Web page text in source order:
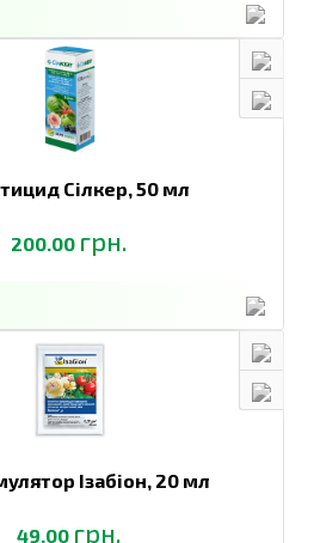
Сілкер,50 мл
200.00 грн.
Ізабіон, 20 мл
49.00 грн.